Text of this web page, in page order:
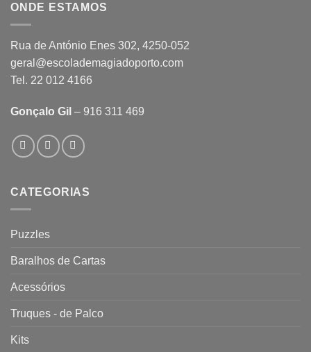
ONDE ESTAMOS
Rua de António Enes 302, 4250-052
geral@escolademagiadoporto.com
Tel. 22 012 4166
Gonçalo Gil – 916 311 469
CATEGORIAS
Puzzles
Baralhos de Cartas
Acessórios
Truques - de Palco
Kits